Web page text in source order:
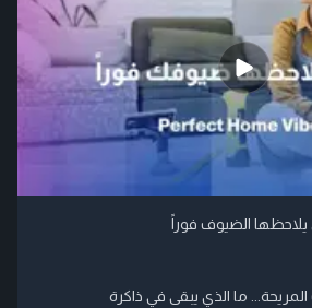
يلاحظها الضيوف فوراً
المريحة... ما الذي يبقى في ذاكرة